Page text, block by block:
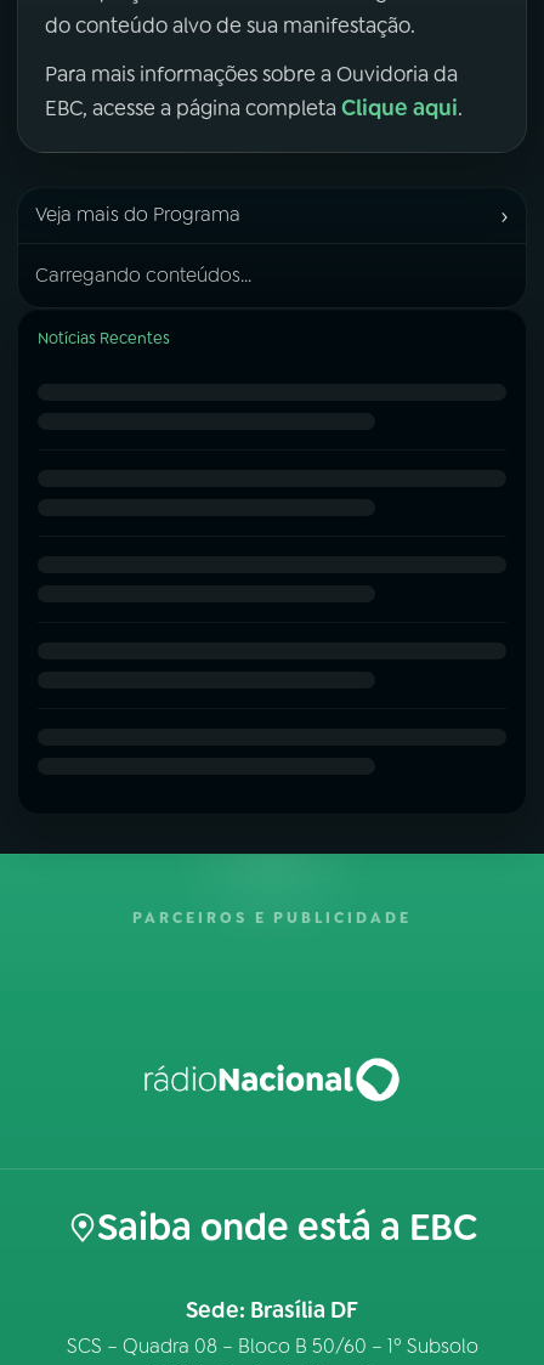
do conteúdo alvo de sua manifestação.
Para mais informações sobre a Ouvidoria da
EBC, acesse a página completa Clique aqui.
Veja mais do Programa ›
Carregando conteúdos...
Notícias Recentes
PARCEIROS E PUBLICIDADE
Saiba onde está a EBC
Sede: Brasília DF
SCS – Quadra 08 – Bloco B 50/60 – 1º Subsolo